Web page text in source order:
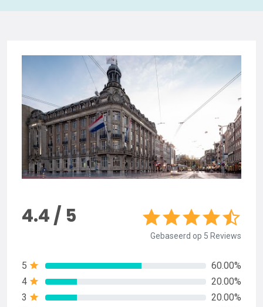
4.4 / 5
Gebaseerd op 5 Reviews
5
60.00%
4
20.00%
3
20.00%